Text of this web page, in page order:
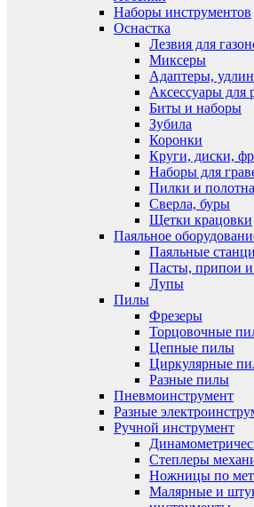
Наборы инструментов
Оснастка
Лезвия для
Миксеры
Адаптеры,
Аксессуары для
Биты и наборы
Зубила
Коронки
Круги, диски,
Наборы для
Пилки и полотна
Сверла, буры
Щетки крацовки
Паяльное
Паяльные
Пасты, припои и
Лупы
Пилы
Фрезеры
Торцовочные
Цепные пилы
Циркулярные
Разные пилы
Пневмоинструмент
Разные
Ручной инструмент
Степлеры
Ножницы по
Малярные и